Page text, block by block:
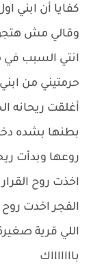
كفايا أن ابني
وقالي مش
انتي السبب في
حرمتيني من ابني
أغلقت
بطنها بشده
روعها وبدأت
اخذت روح
الفجر اخدت
اللي قرية
باااااااك